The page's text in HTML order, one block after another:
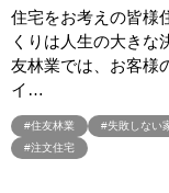
#ペットと暮らす
#ペットに優しい家作り
#ポイントプレゼント
住宅をお考えの皆様
くりは人生の大きな
友林業では、お客様
イ…
#住友林業
#失敗しない
#注文住宅